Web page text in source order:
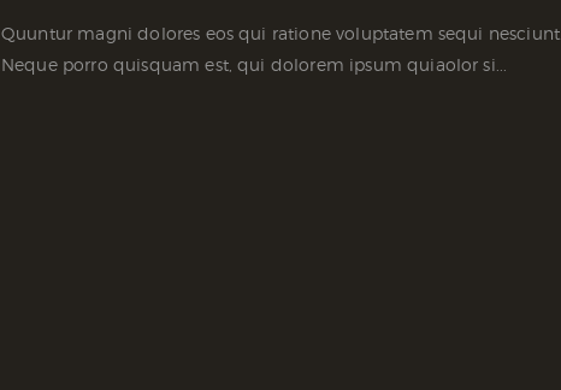
Quuntur magni dolores eos qui ratione voluptatem sequi nesciunt.
Neque porro quisquam est, qui dolorem ipsum quiaolor si...